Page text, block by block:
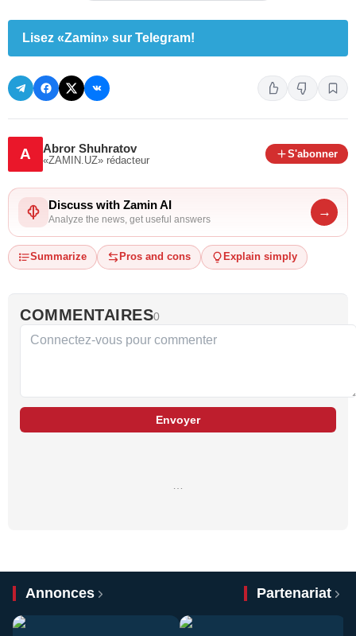
Lisez «Zamin» sur Telegram!
A Abror Shuhratov
«ZAMIN.UZ» rédacteur
S'abonner
Discuss with Zamin AI
Analyze the news, get useful answers
→
Summarize Pros and cons Explain simply
COMMENTAIRES0
Envoyer
Annonces Partenariat